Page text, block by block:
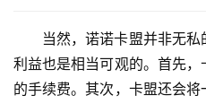
当然，诺诺卡盟并非无
利益也是相当可观的。首先
的手续费。其次，卡盟还会